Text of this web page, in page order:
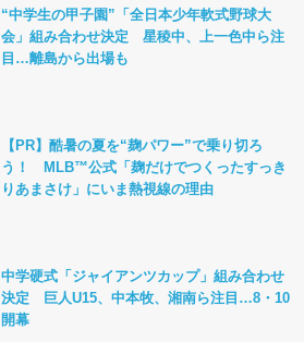
“中学生の甲子園”「全日本少年軟式野球大
会」組み合わせ決定 星稜中、上一色中ら注
目…離島から出場も
【PR】酷暑の夏を“麹パワー”で乗り切ろ
う！ MLB™公式「麹だけでつくったすっき
りあまさけ」にいま熱視線の理由
中学硬式「ジャイアンツカップ」組み合わせ
決定 巨人U15、中本牧、湘南ら注目…8・10
開幕